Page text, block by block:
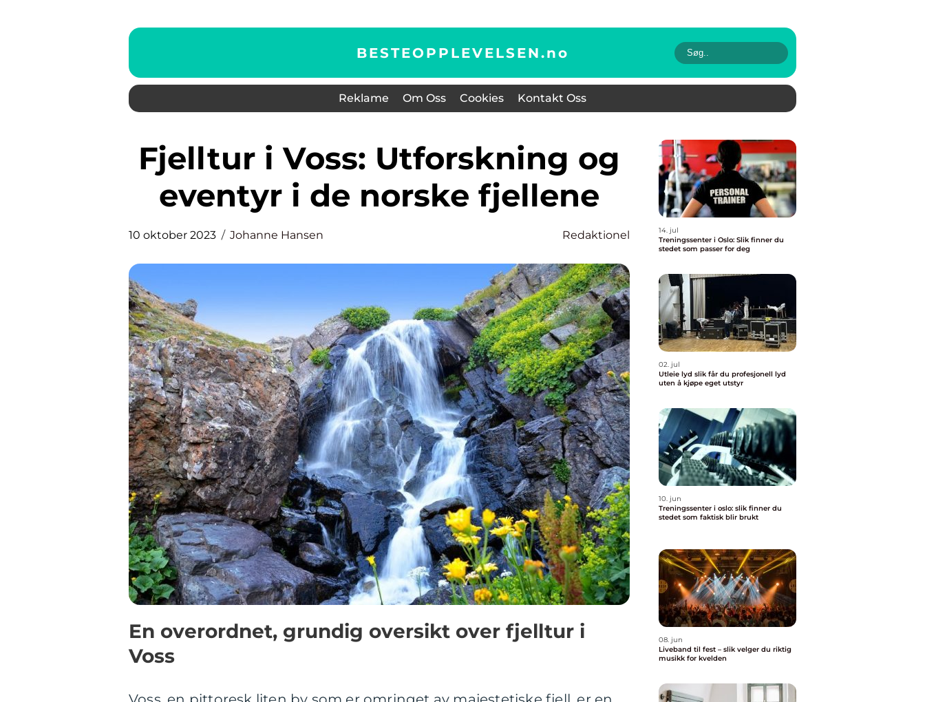
BESTEOPPLEVELSEN.no
Reklame Om Oss Cookies Kontakt Oss
Fjelltur i Voss: Utforskning og
eventyr i de norske fjellene
10 oktober 2023 Johanne Hansen Redaktionel
En overordnet, grundig oversikt over fjelltur i
Voss
14. jul
Treningssenter i Oslo: Slik finner du
stedet som passer for deg
02. jul
Utleie lyd slik får du profesjonell lyd
uten å kjøpe eget utstyr
10. jun
Treningssenter i oslo: slik finner du
stedet som faktisk blir brukt
08. jun
Liveband til fest – slik velger du riktig
musikk for kvelden